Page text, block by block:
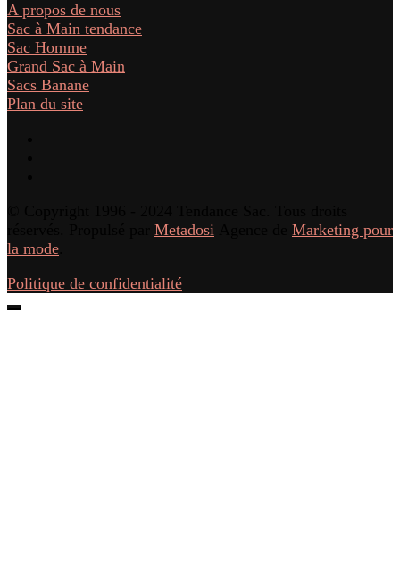
A propos de nous
Sac à Main tendance
Sac Homme
Grand Sac à Main
Sacs Banane
Plan du site
Metadosi
Marketing pour
la mode
Politique de confidentialité